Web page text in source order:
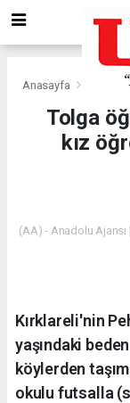
Anasayfa Gündem
Tolga
kız
(AA) - Anadolu Ajansı
Kırklareli'nin
yaşındaki
köylerden
okulu futsalla